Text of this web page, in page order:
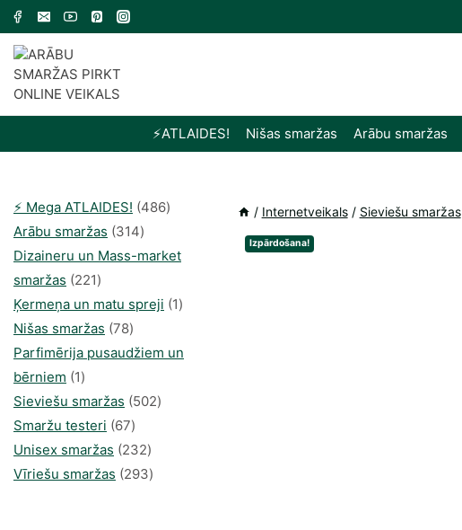
Skip
content
⚡️ATLAIDES! Nišas smaržas Arābu smaržas
/ Internetveikals / Sieviešu smaržas
Izpārdošana!
⚡️ Mega ATLAIDES! 486486
Arābu smaržas 314314
produkti
Dizaineru un Mass-market
smaržas 221221
produkts
Ķermeņa un matu spreji 11
Nišas smaržas 7878
produkts
Parfimērija pusaudžiem un
bērniem 11
produkti
Sieviešu smaržas 502502
Smaržu testeri 6767
produkts
Unisex smaržas 232232
produkts
Vīriešu smaržas 293293